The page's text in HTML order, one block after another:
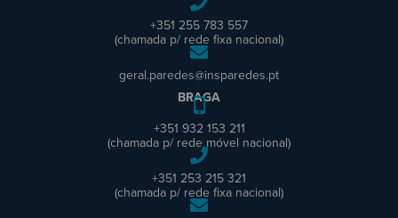
+351 255 783 557
(chamada p/ rede fixa nacional)
geral.paredes@insparedes.pt
BRAGA
+351 932 153 211
(chamada p/ rede móvel nacional)
+351 253 215 321
(chamada p/ rede fixa nacional)